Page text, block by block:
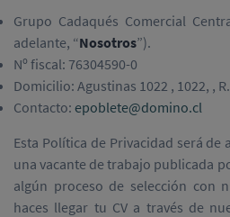
Grupo Cadaqués Comercial
adelante, “Nosotros”).
Nº fiscal: 76304590-0
Domicilio: Agustinas 1022 , 1022, ,
Contacto: epoblete@domino.cl
Esta Política de Privacidad será
una vacante de trabajo publicada
algún proceso de selección con
haces llegar tu CV a través de